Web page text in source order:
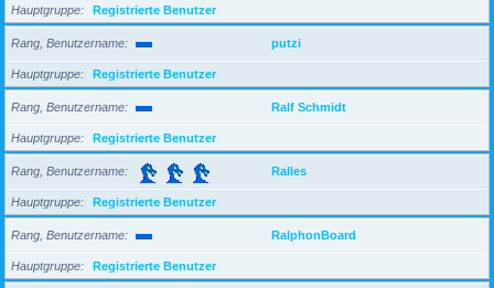
Hauptgruppe Registrierte Benutzer
Rang, Benutzername putzi
Hauptgruppe Registrierte Benutzer
Rang, Benutzername Ralf Schmidt
Hauptgruppe Registrierte Benutzer
Rang, Benutzername Ralles
Hauptgruppe Registrierte Benutzer
Rang, Benutzername RalphonBoard
Hauptgruppe Registrierte Benutzer